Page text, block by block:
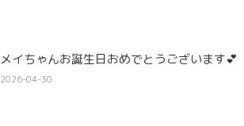
メイちゃんお誕生日おめでとうございます💕
2026-04-30